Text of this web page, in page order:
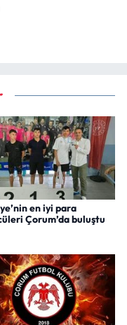
en iyi para
Çorum’da buluştu